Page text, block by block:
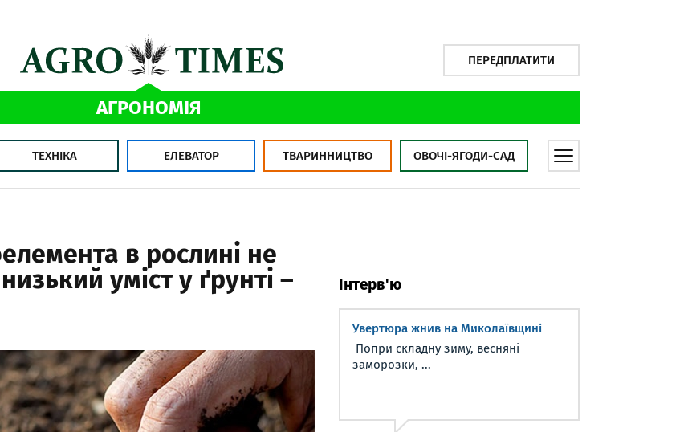
ПЕРЕДПЛАТИТИ
АГРОНОМІЯ
ТЕХНІКА ЕЛЕВАТОР ТВАРИННИЦТВО ОВОЧІ-ЯГОДИ-САД
в рослині не
уміст у ґрунті –
Інтерв'ю
Увертюра жнив на Миколаївщині
Попри складну зиму, весняні
заморозки, ...